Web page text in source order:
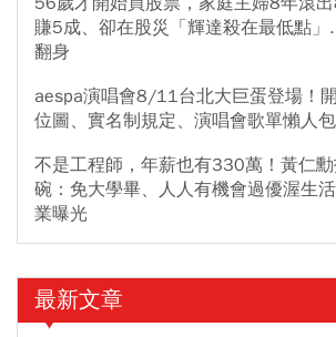
賺5成、卻在股災「輝達殺在最低點
翻身
aespa演唱會8/11台北大巨蛋登場！
位圖、實名制規定、演唱會歌單懶人包
不是工程師，年薪也有330萬！黃仁
碗：免大學畢、人人有機會過優渥生
業曝光
最新文章